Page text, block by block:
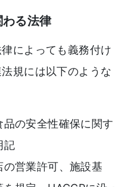
る法律
によっても義務付け
規には以下のような
の安全性確保に関す
記
営業許可、施設基